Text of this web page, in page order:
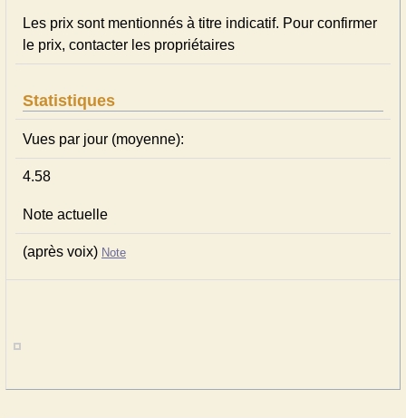
Les prix sont mentionnés à titre indicatif. Pour confirmer
le prix, contacter les propriétaires
Statistiques
Vues par jour (moyenne):
4.58
Note actuelle
(après voix) Note